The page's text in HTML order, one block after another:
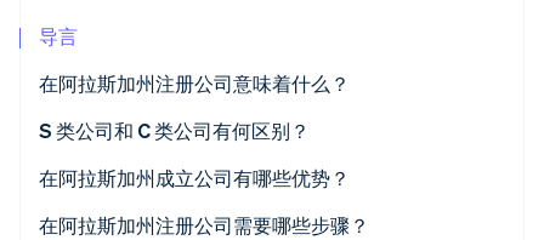
碳移除
Stripe Sessions 2026
立即观看
导言
在阿拉斯加州注册公司意味着什么？
S 类公司和 C 类公司有何区别？
C 类公司
S 类公司
在阿拉斯加州成立公司有哪些优势？
全州范围更强的名称保护力度
在阿拉斯加州注册公司需要哪些步骤？